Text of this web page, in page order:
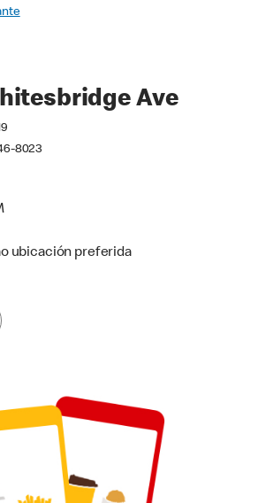
Ave
8023
ubicación preferida